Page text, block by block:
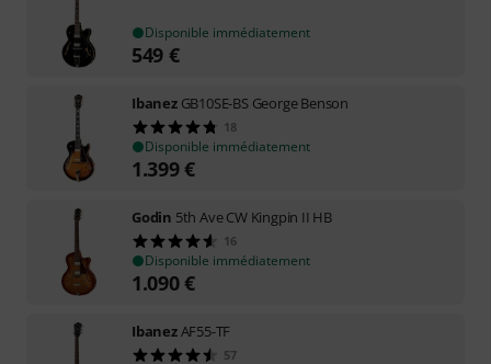
Disponible immédiatement
549 €
Ibanez GB10SE-BS George Benson
18
Disponible immédiatement
1.399€
Godin 5th Ave CW Kingpin II HB
16
Disponible immédiatement
1.090€
IbanezAF55-TF
57